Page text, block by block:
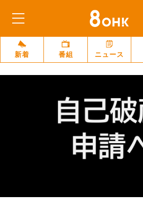
新着 番組 ニュース